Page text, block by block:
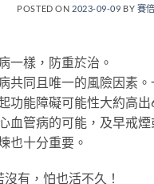
POSTED ON 2023-09-09 BY 賽
一樣，防重於治。
共同且唯一的風險因素
功能障礙可能性大約高出
血管病的可能，及早戒
也十分重要。
有，怕也活不久！